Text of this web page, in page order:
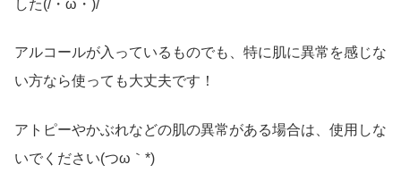
した(/・ω・)/
アルコールが入っているものでも、特に肌に異常を感じな
い方なら使っても大丈夫です！
アトピーやかぶれなどの肌の異常がある場合は、使用しな
いでください(つω｀*)